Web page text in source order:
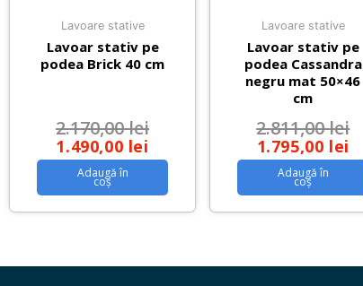
Lavoare stative
Lavoar stativ pe
podea Brick 40 cm
2.170,00lei
1.490,00 lei
Adaugă în
coș
Lavoare stative
Lavoar stativ pe
podea Cassandra
negru mat 50×46
cm
2.811,00lei
1.795,00 lei
Adaugă în
coș